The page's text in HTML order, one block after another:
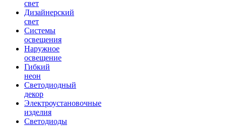
свет
Дизайнерский
свет
Системы
освещения
Наружное
освещение
Гибкий
неон
Светодиодный
декор
Электроустановочные
изделия
Светодиоды